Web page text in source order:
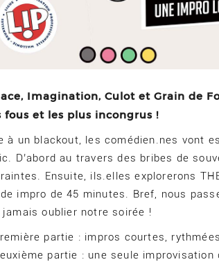
Imagination, Culot et Grain de
fous et les plus incongrus !
à un blackout, les comédien.nes vont
D’abord au travers des bribes de
Ensuite, ils.elles explorerons
impro de 45 minutes. Bref, nous
jamais oublier notre soirée !
partie : impros courtes,
partie : une seule improvisation